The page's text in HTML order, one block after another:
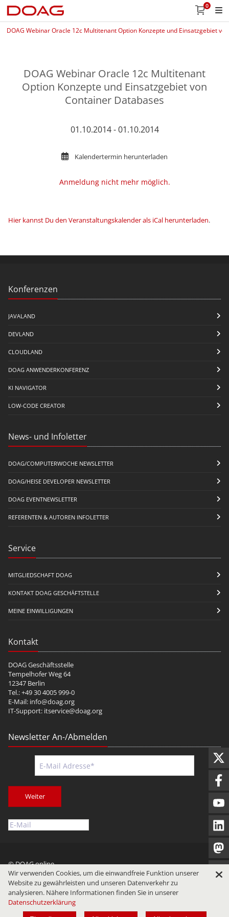
0
DOAG Webinar Oracle 12c Multitenant Option Konzepte und Einsatzgebiet
DOAG Webinar Oracle 12c Multitenant
Option Konzepte und Einsatzgebiet von
Container Databases
01.10.2014 - 01.10.2014
Kalendertermin herunterladen
Anmeldung nicht mehr möglich.
Hier kannst Du den Veranstaltungskalender als iCal herunterladen.
Konferenzen
JAVALAND
DEVLAND
CLOUDLAND
DOAG ANWENDERKONFERENZ
KI NAVIGATOR
LOW-CODE CREATOR
News- und Infoletter
DOAG/COMPUTERWOCHE NEWSLETTER
DOAG/HEISE DEVELOPER NEWSLETTER
DOAG EVENTNEWSLETTER
REFERENTEN & AUTOREN INFOLETTER
Service
MITGLIEDSCHAFT DOAG
KONTAKT DOAG GESCHÄFTSTELLE
MEINE EINWILLIGUNGEN
Kontakt
DOAG Geschäftsstelle
Tempelhofer Weg 64
12347 Berlin
Tel.: +49 30 4005 999-0
E-Mail: info@doag.org
IT-Support: itservice@doag.org
Newsletter An-/Abmelden
Weiter
© DOAG online
Impressum
Datenschutz Nutzungsbedingungen
Wir verwenden Cookies, um die einwandfreie Funktion unserer
Website zu gewährleisten und unseren Datenverkehr zu
analysieren. Nähere Informationen finden Sie in unserer
Datenschutzerklärung